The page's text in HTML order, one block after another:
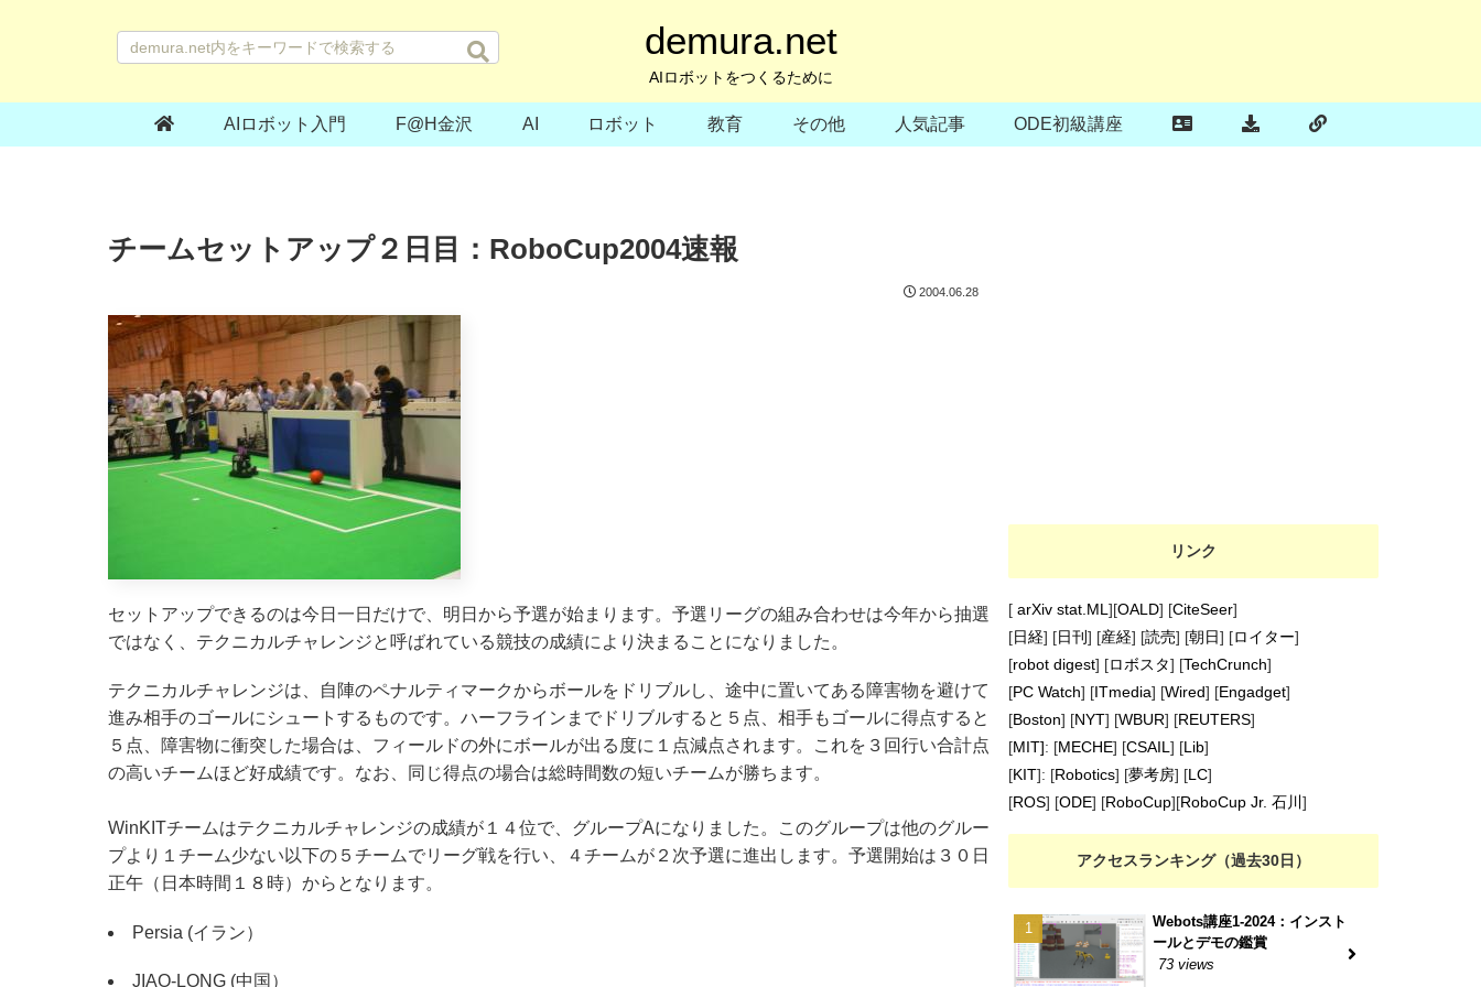
demura.net
AIロボットをつくるために
AIロボット入門 F@H金沢 AI ロボット 教育 その他 人気記事 ODE初級講座
チームセットアップ２日目：RoboCup2004速報
2004.06.28
セットアップできるのは今日一日だけで、明日から予選が始まります。予選リーグの組み合わせは今年から抽選
ではなく、テクニカルチャレンジと呼ばれている競技の成績により決まることになりました。
テクニカルチャレンジは、自陣のペナルティマークからボールをドリブルし、途中に置いてある障害物を避けて
進み相手のゴールにシュートするものです。ハーフラインまでドリブルすると５点、相手もゴールに得点すると
５点、障害物に衝突した場合は、フィールドの外にボールが出る度に１点減点されます。これを３回行い合計点
の高いチームほど好成績です。なお、同じ得点の場合は総時間数の短いチームが勝ちます。
WinKITチームはテクニカルチャレンジの成績が１４位で、グループAになりました。このグループは他のグルー
プより１チーム少ない以下の５チームでリーグ戦を行い、４チームが２次予選に進出します。予選開始は３０日
正午（日本時間１８時）からとなります。
Persia (イラン）
JIAO-LONG (中国）
リンク
[ arXiv stat.ML ][OALD] [CiteSeer]
[日経] [日刊 ] [産経] [読売] [朝日] [ロイター]
[robot digest] [ロボスタ] [TechCrunch]
[PC Watch] [ITmedia] [Wired] [Engadget]
[Boston] [NYT] [WBUR] [REUTERS]
[MIT]: [MECHE] [CSAIL ] [Lib]
[KIT]: [Robotics] [夢考房] [LC]
[ROS] [ODE] [RoboCup][RoboCup Jr. 石川 ]
アクセスランキング（過去30日）
Webots講座1-2024：インスト
ールとデモの鑑賞
73 views